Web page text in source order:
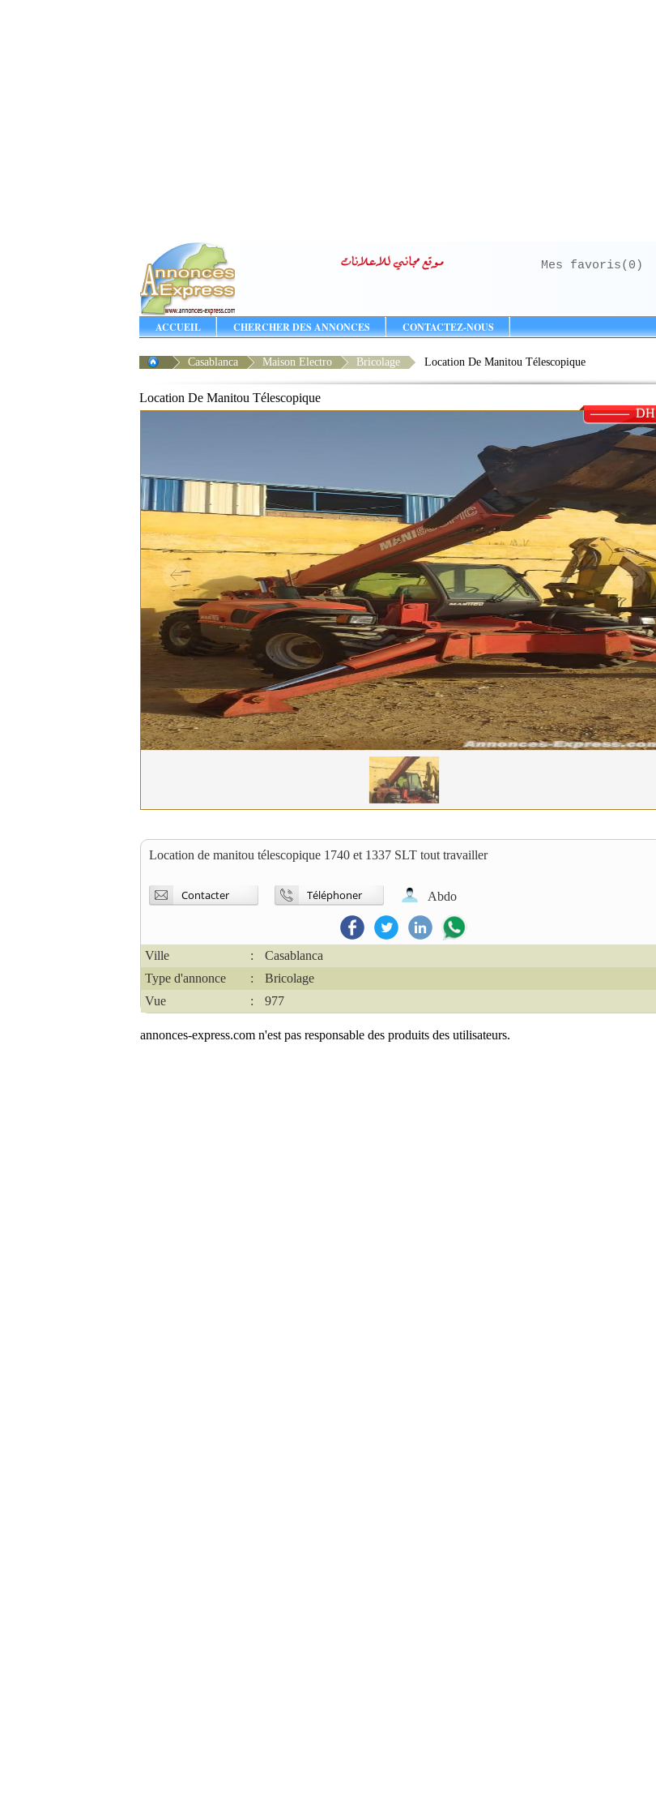
Mes favoris( 0 )
ACCUEIL CHERCHER DES ANNONCES CONTACTEZ-NOUS
Casablanca Maison Electro Bricolage Location De Manitou Télescopique
Location De Manitou Télescopique
——— DH
Location de manitou télescopique 1740 et 1337 SLT tout travailler
Contacter Téléphoner Abdo
Ville :
Casablanca
Type d'annonce
:
Bricolage
Vue
: 977
annonces-express.com n'est pas responsable des produits des utilisateurs.